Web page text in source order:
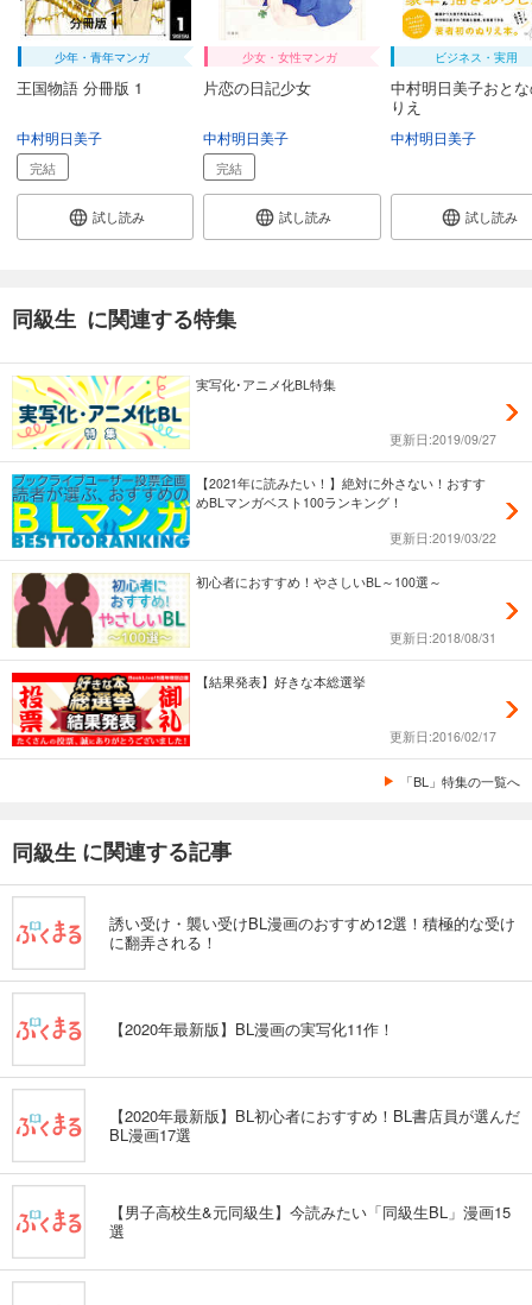
少年・青年マンガ
王国物語 分冊版 1
中村明日美子
完結
試し読み
少女・女性マンガ
片恋の日記少女
中村明日美子
完結
試し読み
ビジネス・実用
中村明日美子おと
りえ
中村明日美子
試し読み
同級生 に関連する特集
実写化･アニメ化BL特集
更新日:2019/09/27
【2021年に読みたい！】絶対に外さない！おすす
めBLマンガベスト100ランキング！
更新日:2019/03/22
初心者におすすめ！やさしいBL～100選～
更新日:2018/08/31
【結果発表】好きな本総選挙
更新日:2016/02/17
「BL」特集の一覧へ
同級生 に関連する記事
誘い受け・襲い受けBL漫画のおすすめ12選！積極的な受け
に翻弄される！
【2020年最新版】BL漫画の実写化11作！
【2020年最新版】BL初心者におすすめ！BL書店員が選んだ
BL漫画17選
【男子高校生&元同級生】今読みたい「同級生BL」漫画15
選